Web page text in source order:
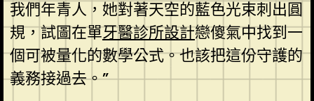
我們年青人，她對著天空的藍色光束刺出圓
規，試圖在單牙醫診所設計戀傻氣中找到一
個可被量化的數學公式。也該把這份守護的
義務接過去。”